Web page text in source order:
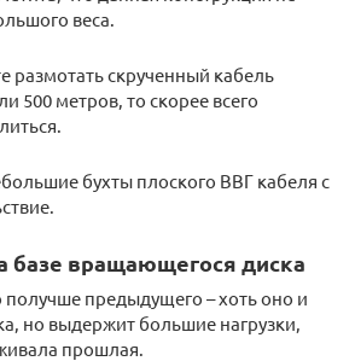
веса.
размотать скрученный кабель
500 метров, то скорее всего
бухты плоского ВВГ кабеля с
базе вращающегося диска
получше предыдущего – хоть оно и
но выдержит большие нагрузки,
прошлая.